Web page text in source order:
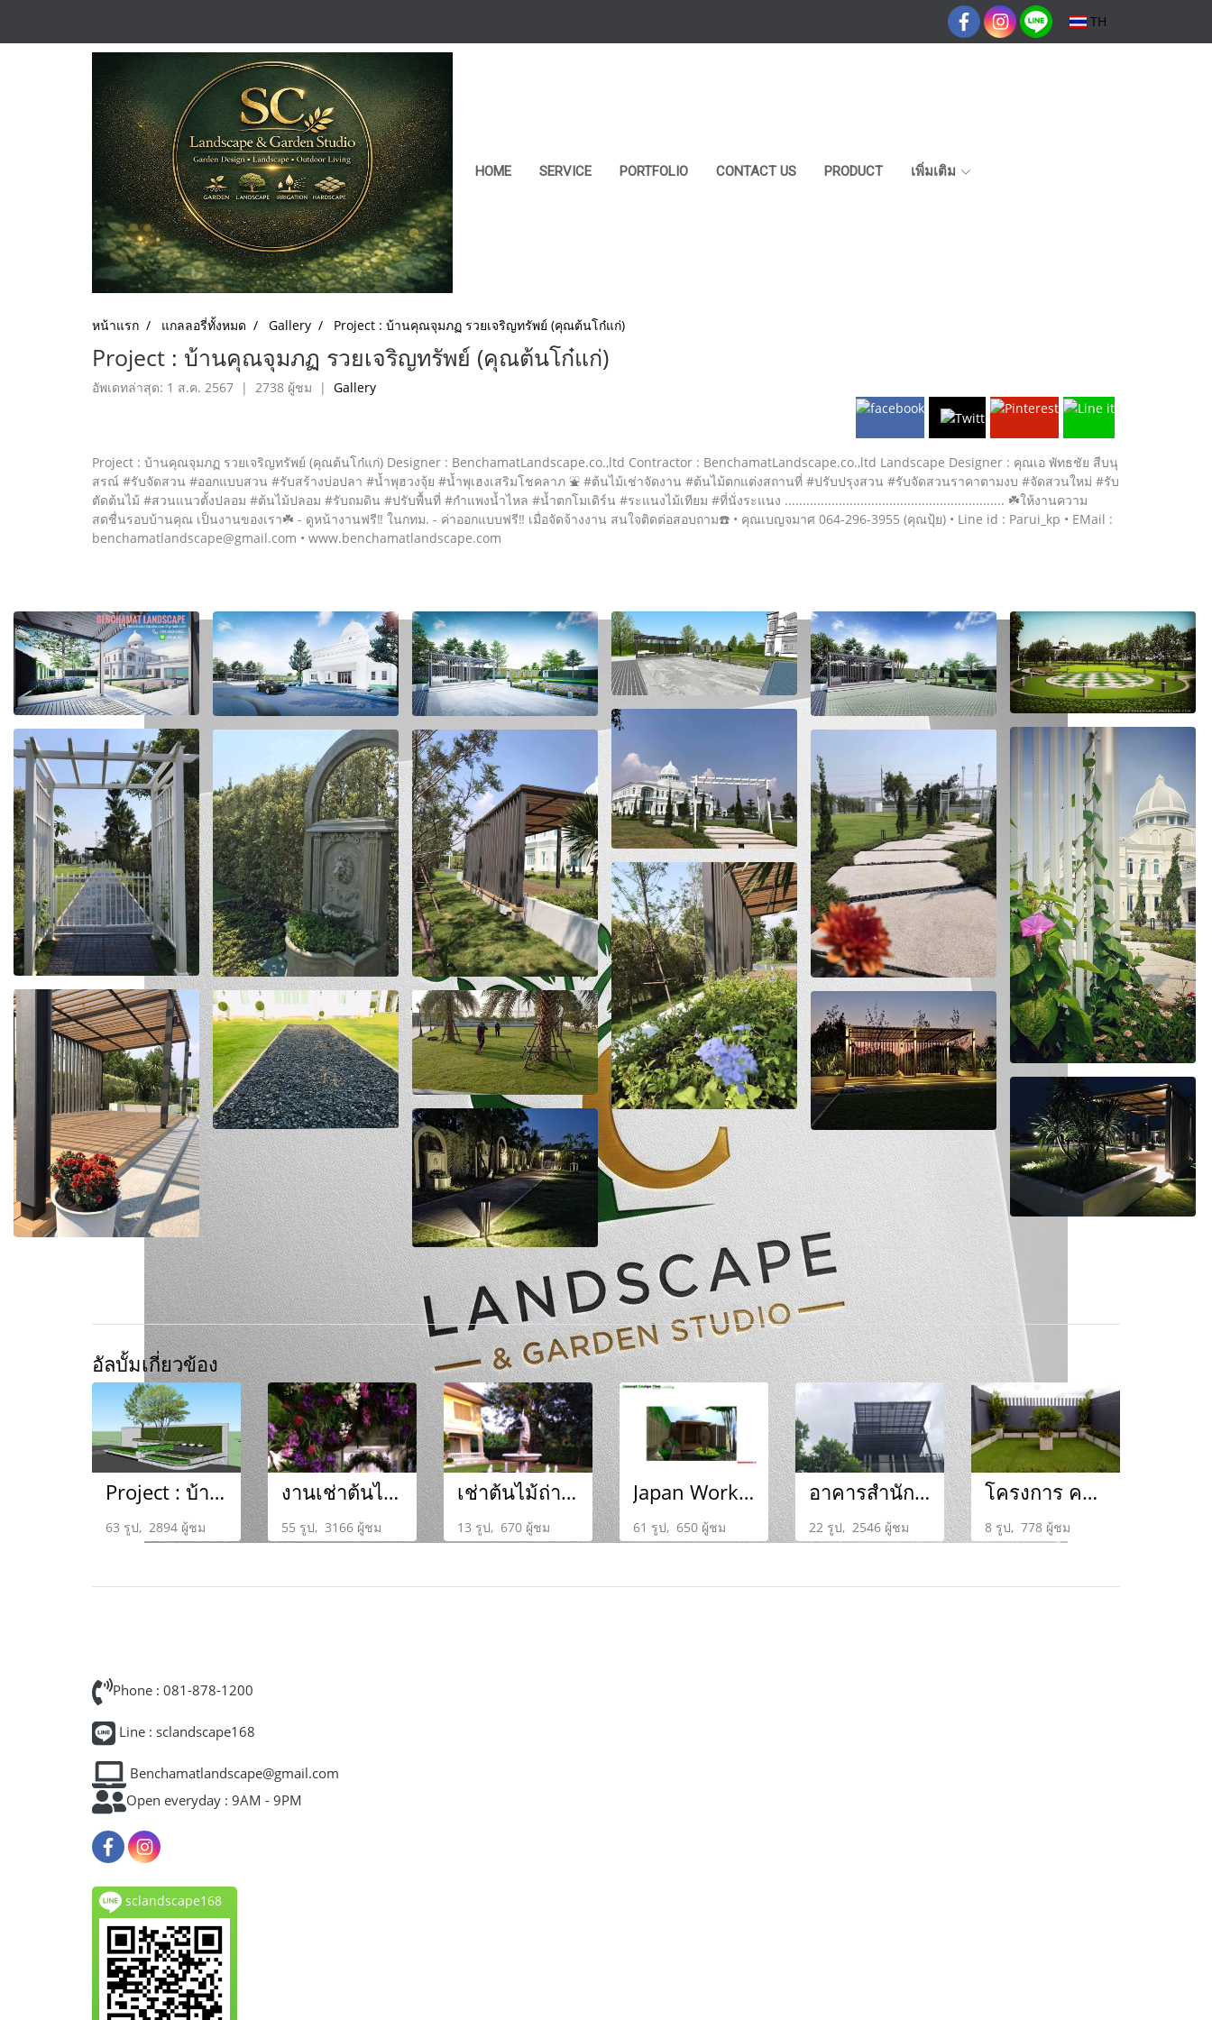
TH
HOME SERVICE PORTFOLIO CONTACT US PRODUCT เพิ่มเติม
หน้าแรก แกลลอรี่ทั้งหมด Gallery Project : บ้านคุณจุมภฏ รวยเจริญทรัพย์ (คุณต้นโก๋แก่)
Project : บ้านคุณจุมภฏ รวยเจริญทรัพย์ (คุณต้นโก๋แก่)
อัพเดทล่าสุด: 1 ส.ค. 2567 | 2738 ผู้ชม | Gallery
Project : บ้านคุณจุมภฏ รวยเจริญทรัพย์ (คุณต้นโก๋แก่) Designer : BenchamatLandscape.co.,ltd Contractor : BenchamatLandscape.co.,ltd Landscape Designer : คุณเอ พัทธชัย สืบนุ
สรณ์ #รับจัดสวน #ออกแบบสวน #รับสร้างบ่อปลา #น้ำพุฮวงจุ้ย #น้ำพุเฮงเสริมโชคลาภ ⛲️ #ต้นไม้เช่าจัดงาน #ต้นไม้ตกแต่งสถานที่ #ปรับปรุงสวน #รับจัดสวนราคาตามงบ #จัดสวนใหม่ #รับ
ตัดต้นไม้ #สวนแนวตั้งปลอม #ต้นไม้ปลอม #รับถมดิน #ปรับพื้นที่ #กำแพงน้ำไหล #น้ำตกโมเดิร์น #ระแนงไม้เทียม #ที่นั่งระแนง ............................................................. ☘️ให้งานความ
สดชื่นรอบบ้านคุณ เป็นงานของเรา☘️ - ดูหน้างานฟรี‼️ ในกทม. - ค่าออกแบบฟรี‼️ เมื่อจัดจ้างงาน สนใจติดต่อสอบถาม☎️ • คุณเบญจมาศ 064-296-3955 (คุณปุ้ย) • Line id : Parui_kp • EMail :
benchamatlandscape@gmail.com • www.benchamatlandscape.com
อัลบั้มเกี่ยวข้อง
Project : บ้านคุณธนพัฒน์
63 รูป, 2894 ผู้ชม
งานเช่าต้นไม้ SCBสำนักงานใหญ่
55 รูป, 3166 ผู้ชม
เช่าต้นไม้ถ่ายโฆษณา สามพราน
13 รูป, 670 ผู้ชม
Japan Work..Exhibition
61 รูป, 650 ผู้ชม
อาคารสำนักงาน D.R.Industrial ถนนอ่อนนุช
22 รูป, 2546 ผู้ชม
โครงการ คอนโดแอชเชอร์ รัชดา
8 รูป, 778 ผู้ชม
Phone : 081-878-1200
Line : sclandscape168
Benchamatlandscape@gmail.com
Open everyday : 9AM - 9PM
sclandscape168